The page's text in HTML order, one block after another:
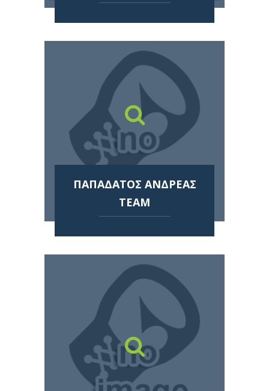
ΠΑΠΑΔΑΤΟΣ ΑΝΔΡΕΑΣ
TEAM